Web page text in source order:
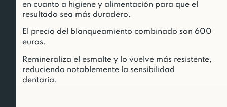
en cuanto a higiene y alimentación para que el
resultado sea más duradero.
El precio del blanqueamiento combinado son 600
euros.
Remineraliza el esmalte y lo vuelve más resistente,
reduciendo notablemente la sensibilidad
dentaria.